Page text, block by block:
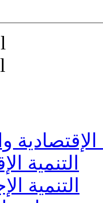
l
l
الإقتصادية
التنمية
التنمية